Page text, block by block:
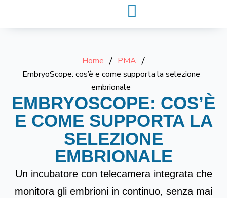
Home / PMA /
EmbryoScope: cos’è e come supporta la selezione
embrionale
EMBRYOSCOPE: COS’È
E COME SUPPORTA LA
SELEZIONE
EMBRIONALE
Un incubatore con telecamera integrata che
monitora gli embrioni in continuo, senza mai